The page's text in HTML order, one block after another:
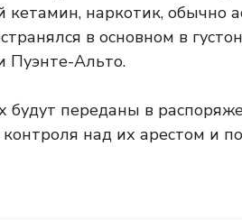
кетамин, наркотик, обычно
в основном в
Пуэнте-Альто.
переданы в
над их арестом и